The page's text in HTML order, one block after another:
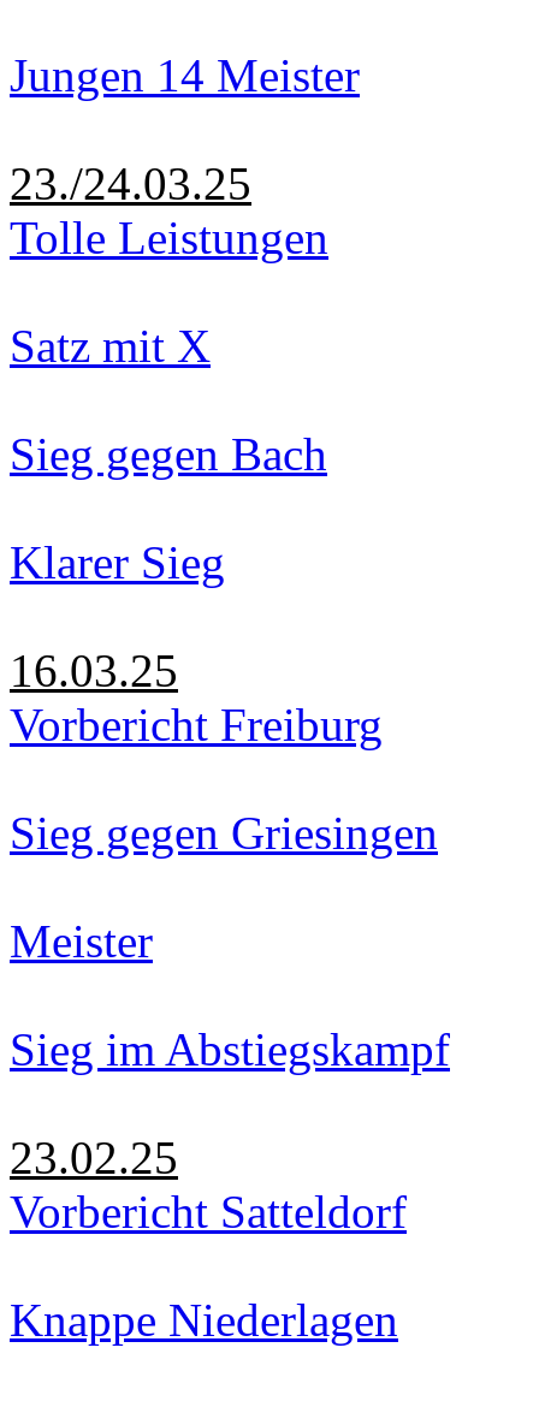
Jungen 14 Meister
23./24.03.25
Tolle Leistungen
Satz mit X
Sieg gegen Bach
Klarer Sieg
16.03.25
Vorbericht Freiburg
Sieg gegen Griesingen
Meister
Sieg im Abstiegskampf
23.02.25
Vorbericht Satteldorf
Knappe Niederlagen